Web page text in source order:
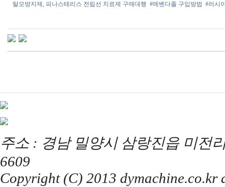
탈모방지제, 피나스테리스 전립선 치료제 구매대행 #메벤다졸 구입방법 #러시
주소 : 경남 밀양시 삼랑진읍 미전
6609
Copyright (C) 2013 dymachine.co.kr